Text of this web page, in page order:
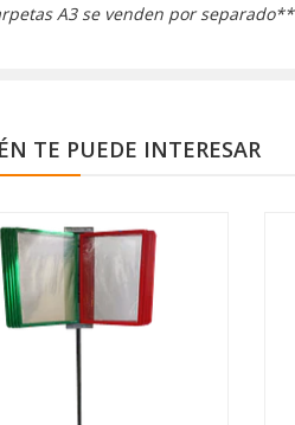
A3 se venden por separado**
TE PUEDE INTERESAR